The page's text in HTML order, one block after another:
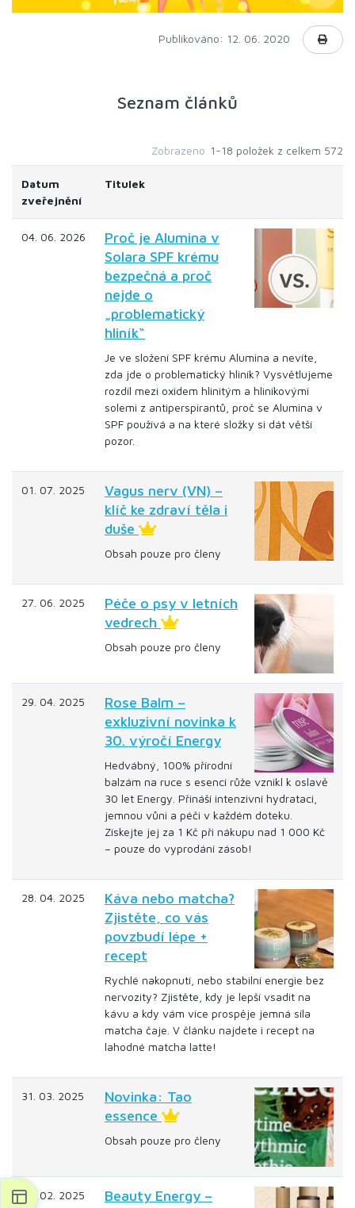
Publikováno: 12. 06. 2020
Seznam článků
Zobrazeno 1-18 položek z celkem 572
Datum
zveřejnění
Titulek
04. 06. 2026
Proč je Alumina v
Solara SPF krému
bezpečná a proč
nejde o
„problematický
hliník“
Je ve složení SPF krému Alumina a nevíte,
zda jde o problematický hliník? Vysvětlujeme
rozdíl mezi oxidem hlinitým a hliníkovými
solemi z antiperspirantů, proč se Alumina v
SPF používá a na které složky si dát větší
pozor.
01. 07. 2025
Vagus nerv (VN) –
klíč ke zdraví těla i
duše
Obsah pouze pro členy
27. 06. 2025
Péče o psy v letních
vedrech
Obsah pouze pro členy
29. 04. 2025
Rose Balm –
exkluzivní novinka k
30. výročí Energy
Hedvábný, 100% přírodní
balzám na ruce s esencí růže vznikl k oslavě
30 let Energy. Přináší intenzivní hydrataci,
jemnou vůni a péči v každém doteku.
Získejte jej za 1 Kč při nákupu nad 1 000 Kč
– pouze do vyprodání zásob!
28. 04. 2025
Káva nebo matcha?
Zjistěte, co vás
povzbudí lépe +
recept
Rychlé nakopnutí, nebo stabilní energie bez
nervozity? Zjistěte, kdy je lepší vsadit na
kávu a kdy vám více prospěje jemná síla
matcha čaje. V článku najdete i recept na
lahodné matcha latte!
31. 03. 2025
Novinka: Tao
essence
Obsah pouze pro členy
25. 02. 2025
Beauty Energy –